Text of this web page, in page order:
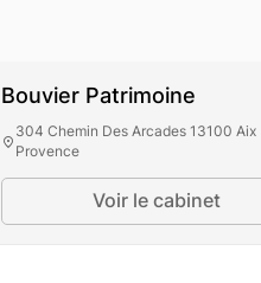
Bouvier
Bouvier Patrimoine
304 Chemin Des Arcades 13100 Aix
Provence
Voir le cabinet